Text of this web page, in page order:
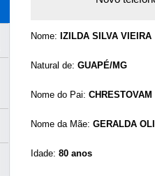
Nome: IZILDA SILVA VIEIRA
Natural de: GUAPÉ/MG
Nome do Pai:
Nome da Mãe: GERALDA
Idade: 80 anos